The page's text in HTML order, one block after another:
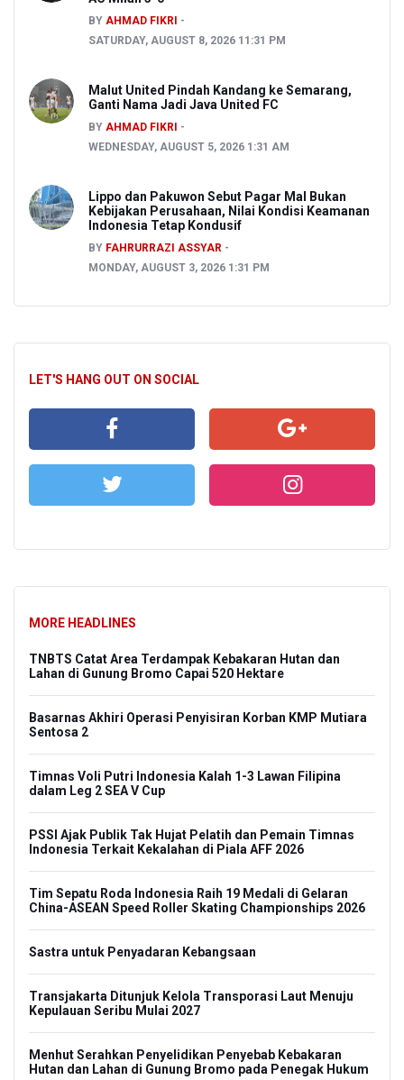
BY AHMAD FIKRI
SATURDAY, AUGUST 8, 2026 11:31 PM
Malut United Pindah Kandang ke Semarang,
Ganti Nama Jadi Java United FC
BY AHMAD FIKRI
WEDNESDAY, AUGUST 5, 2026 1:31 AM
Lippo dan Pakuwon Sebut Pagar Mal Bukan
Kebijakan Perusahaan, Nilai Kondisi Keamanan
Indonesia Tetap Kondusif
BY FAHRURRAZI ASSYAR
MONDAY, AUGUST 3, 2026 1:31 PM
LET'S HANG OUT ON SOCIAL
MORE HEADLINES
TNBTS Catat Area Terdampak Kebakaran Hutan dan
Lahan di Gunung Bromo Capai 520 Hektare
Basarnas Akhiri Operasi Penyisiran Korban KMP Mutiara
Sentosa 2
Timnas Voli Putri Indonesia Kalah 1-3 Lawan Filipina
dalam Leg 2 SEA V Cup
PSSI Ajak Publik Tak Hujat Pelatih dan Pemain Timnas
Indonesia Terkait Kekalahan di Piala AFF 2026
Tim Sepatu Roda Indonesia Raih 19 Medali di Gelaran
China-ASEAN Speed Roller Skating Championships 2026
Sastra untuk Penyadaran Kebangsaan
Transjakarta Ditunjuk Kelola Transporasi Laut Menuju
Kepulauan Seribu Mulai 2027
Menhut Serahkan Penyelidikan Penyebab Kebakaran
Hutan dan Lahan di Gunung Bromo pada Penegak Hukum